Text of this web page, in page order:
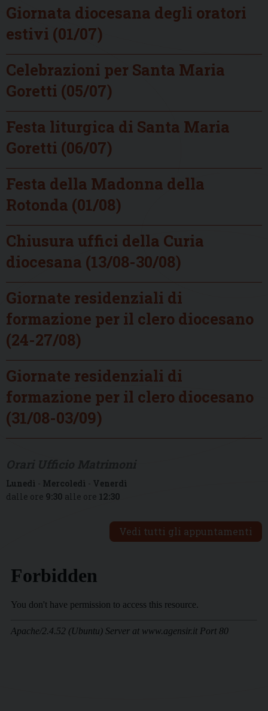
Giornata diocesana degli oratori
estivi (01/07)
Celebrazioni per Santa Maria
Goretti (05/07)
Festa liturgica di Santa Maria
Goretti (06/07)
Festa della Madonna della
Rotonda (01/08)
Chiusura uffici della Curia
diocesana (13/08-30/08)
Giornate residenziali di
formazione per il clero diocesano
(24-27/08)
Giornate residenziali di
formazione per il clero diocesano
(31/08-03/09)
Lunedì - Mercoledì - Venerdì
dalle ore 9:30 alle ore 12:30
Vedi tutti gli appuntamenti